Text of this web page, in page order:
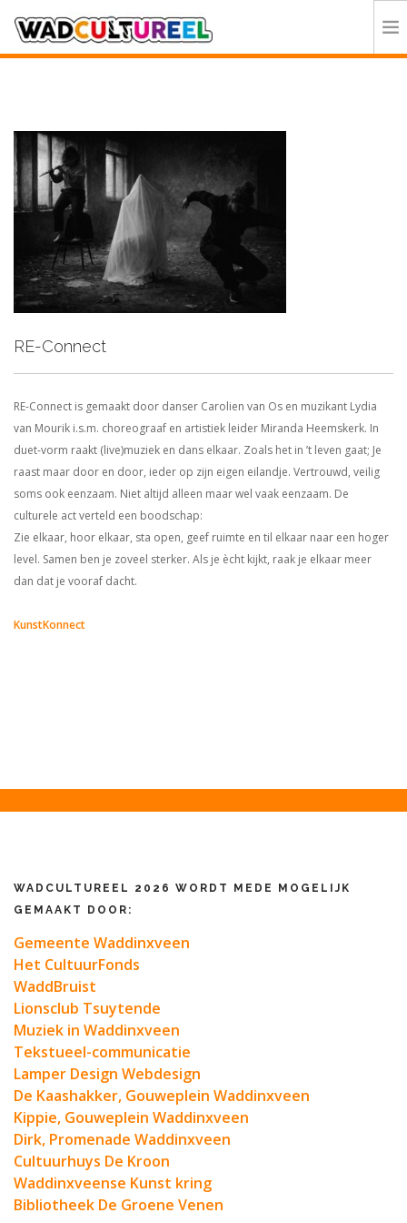
DEELNEMERS
DOE MEE
CONTACT
ORGANISATIE
RE-Connect
RE-Connect is gemaakt door danser Carolien van Os en muzikant Lydia
van Mourik i.s.m. choreograaf en artistiek leider Miranda Heemskerk. In
duet-vorm raakt (live)muziek en dans elkaar. Zoals het in ’t leven gaat; Je
raast maar door en door, ieder op zijn eigen eilandje. Vertrouwd, veilig
soms ook eenzaam. Niet altijd alleen maar wel vaak eenzaam. De
culturele act verteld een boodschap:
Zie elkaar, hoor elkaar, sta open, geef ruimte en til elkaar naar een hoger
level. Samen ben je zoveel sterker. Als je ècht kijkt, raak je elkaar meer
dan dat je vooraf dacht.
KunstKonnect
WADCULTUREEL 2026 WORDT MEDE MOGELIJK
GEMAAKT DOOR:
Gemeente Waddinxveen
Het CultuurFonds
WaddBruist
Lionsclub Tsuytende
Muziek in Waddinxveen
Tekstueel-communicatie
Lamper Design Webdesign
De Kaashakker, Gouweplein Waddinxveen
Kippie, Gouweplein Waddinxveen
Dirk, Promenade Waddinxveen
Cultuurhuys De Kroon
Waddinxveense Kunst kring
Bibliotheek De Groene Venen